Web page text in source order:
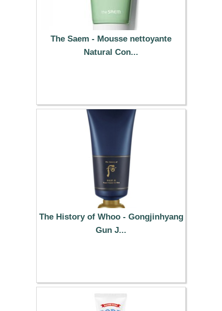
The Saem - Mousse nettoyante
Natural Con...
The History of Whoo - Gongjinhyang
Gun J...